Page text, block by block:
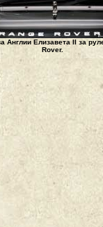
Англии Елизавета II за
Rover.